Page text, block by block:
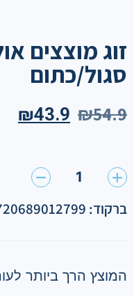
סגול/כתום
₪54.9
₪43.9
1
ברקוד: 8720689012799
המוצץ הרך ביותר